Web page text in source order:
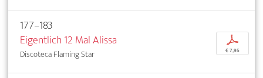
177–183
Eigentlich 12 Mal Alissa
Discoteca Flaming Star
p
€ 7,95